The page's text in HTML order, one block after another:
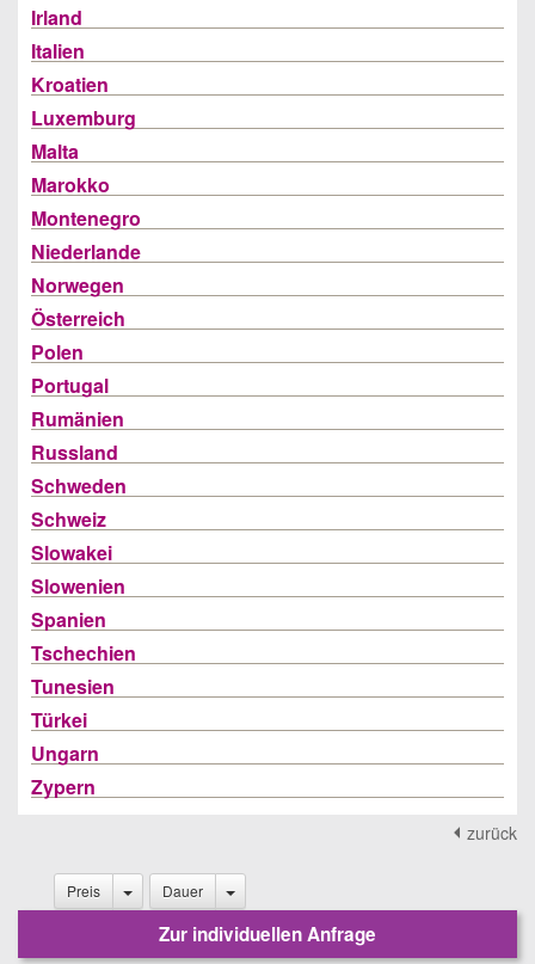
Irland
Italien
Kroatien
Luxemburg
Malta
Marokko
Montenegro
Niederlande
Norwegen
Österreich
Polen
Portugal
Rumänien
Russland
Schweden
Schweiz
Slowakei
Slowenien
Spanien
Tschechien
Tunesien
Türkei
Ungarn
Zypern
zurück
Preis Dauer
Zur individuellen Anfrage